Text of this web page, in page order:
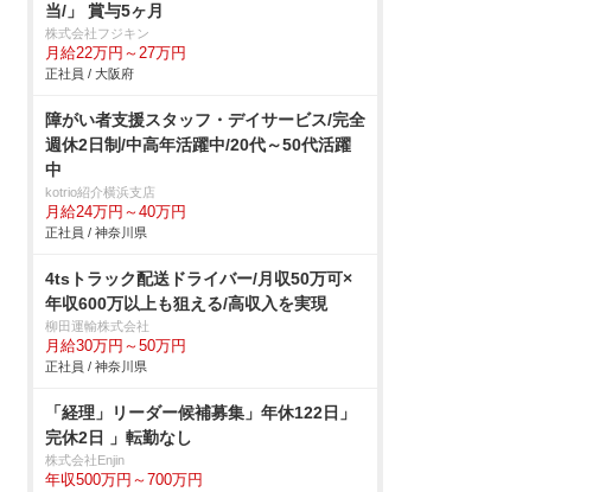
当/」 賞与5ヶ月
株式会社フジキン
月給22万円～27万円
正社員 / 大阪府
障がい者支援スタッフ・デイサービス/完全
週休2日制/中高年活躍中/20代～50代活躍
中
kotrio紹介横浜支店
月給24万円～40万円
正社員 / 神奈川県
4tsトラック配送ドライバー/月収50万可×
年収600万以上も狙える/高収入を実現
柳田運輸株式会社
月給30万円～50万円
正社員 / 神奈川県
「経理」リーダー候補募集」年休122日」
完休2日 」転勤なし
株式会社Enjin
年収500万円～700万円